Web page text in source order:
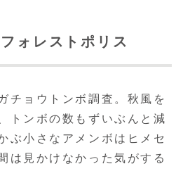
ォレストポリス
チョウトンボ調査。秋風を
トンボの数もずいぶんと減
ぶ小さなアメンボはヒメセ
は見かけなかった気がする